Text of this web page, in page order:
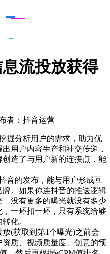
流投放获得
者：抖音运营
分析用户的需求，助力优
用户内容生产和社交传递，
造了与用户新的连接点，能
的发布，能与用户形成互
。如果你连抖音的推送逻辑
没有更多的曝光就没有多少
一环扣一环，只有系统给够
化。
(获取到第1个曝光)之前会
质、视频质量度、创意的预